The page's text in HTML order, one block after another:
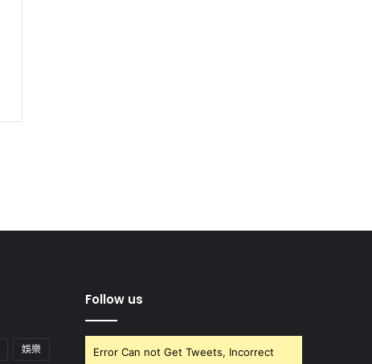
娛樂
Follow us
Error Can not Get Tweets, Incorrect